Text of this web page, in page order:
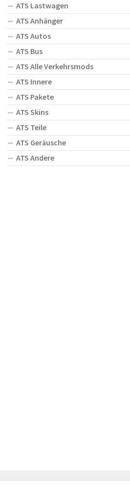
ATS Lastwagen
ATS Anhänger
ATS Autos
ATS Bus
ATS Alle Verkehrsmods
ATS Innere
ATS Pakete
ATS Skins
ATS Teile
ATS Geräusche
ATS Andere